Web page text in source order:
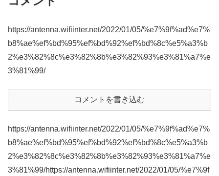
https://antenna.wifiinter.net/2022/01/05/%e7%9f%ad%e7%
b8%ae%ef%bd%95%ef%bd%92%ef%bd%8c%e5%a3%b
2%e3%82%8c%e3%82%8b%e3%82%93%e3%81%a7%e
3%81%99/
コメントを書き込む
https://antenna.wifiinter.net/2022/01/05/%e7%9f%ad%e7%
b8%ae%ef%bd%95%ef%bd%92%ef%bd%8c%e5%a3%b
2%e3%82%8c%e3%82%8b%e3%82%93%e3%81%a7%e
3%81%99/https://antenna.wifiinter.net/2022/01/05/%e7%9f